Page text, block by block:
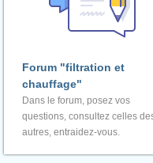
Forum "filtration et
chauffage"
Dans le forum, posez vos
questions, consultez celles
autres, entraidez-vous.